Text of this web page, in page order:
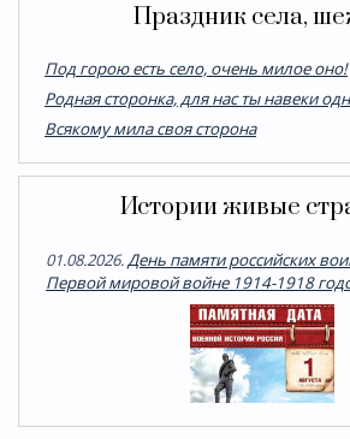
Праздник села,
Под горою есть село, очень милое оно!
Родная сторонка, для нас ты навеки
Всякому мила своя сторона
Истории живые
01.08.2026.День памяти российских
Первой мировой войне 1914-1918